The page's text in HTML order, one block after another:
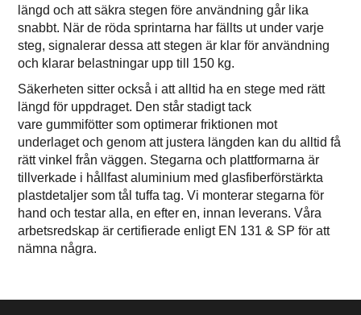
längd och att säkra stegen före användning går lika
snabbt. När de röda sprintarna har fällts ut under varje
steg, signalerar dessa att stegen är klar för användning
och klarar belastningar upp till 150 kg.
Säkerheten sitter också i att alltid ha en stege med rätt
längd för uppdraget. Den står stadigt tack
vare gummifötter som optimerar friktionen mot
underlaget och genom att justera längden kan du alltid få
rätt vinkel från väggen. Stegarna och plattformarna är
tillverkade i hållfast aluminium med glasfiberförstärkta
plastdetaljer som tål tuffa tag. Vi monterar stegarna för
hand och testar alla, en efter en, innan leverans. Våra
arbetsredskap är certifierade enligt EN 131 & SP för att
nämna några.